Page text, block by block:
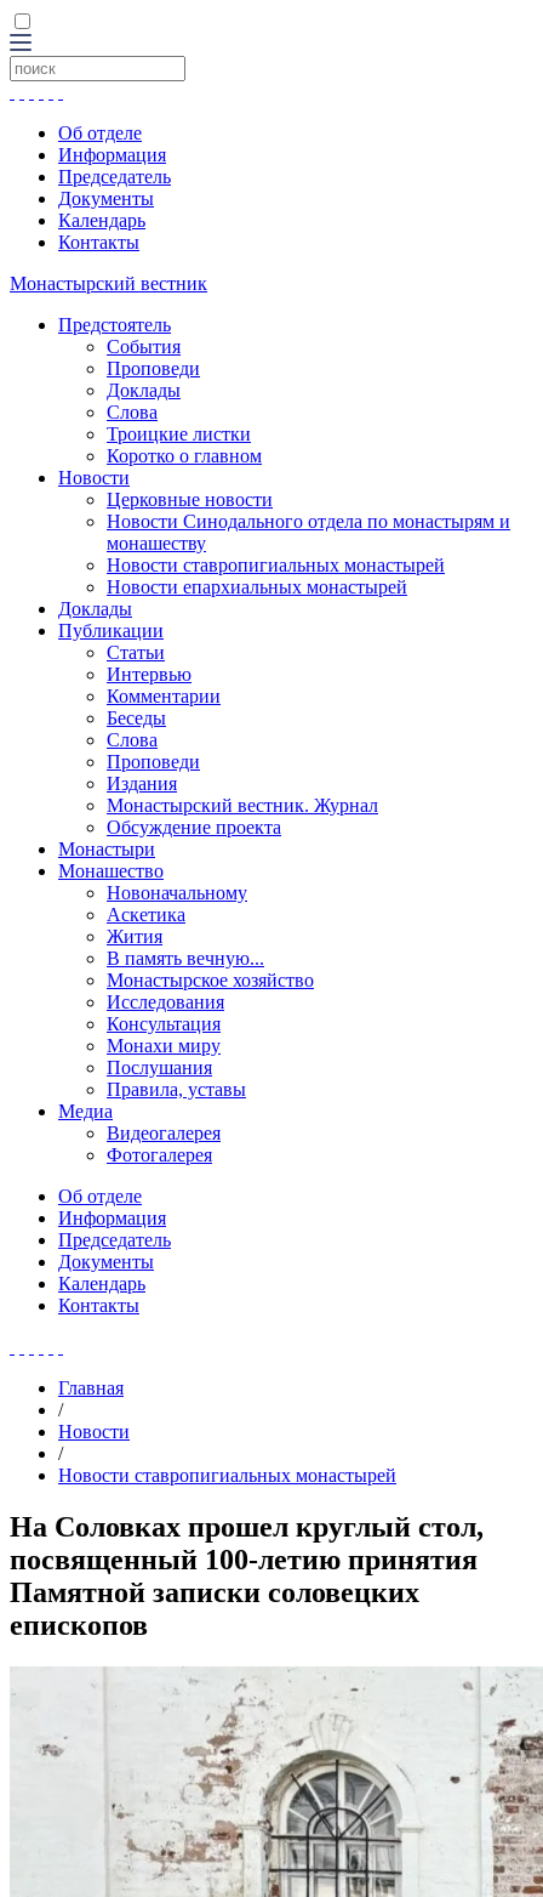
Об отделе
Информация
Председатель
Документы
Календарь
Контакты
Монастырский вестник
Предстоятель
События
Проповеди
Доклады
Слова
Троицкие листки
Коротко о главном
Новости
Церковные новости
Новости Синодального отдела по монастырям и
монашеству
Новости ставропигиальных монастырей
Новости епархиальных монастырей
Доклады
Публикации
Статьи
Интервью
Комментарии
Беседы
Слова
Проповеди
Издания
Монастырский вестник. Журнал
Обсуждение проекта
Монастыри
Монашество
Новоначальному
Аскетика
Жития
В память вечную...
Монастырское хозяйство
Исследования
Консультация
Монахи миру
Послушания
Правила, уставы
Медиа
Видеогалерея
Фотогалерея
Об отделе
Информация
Председатель
Документы
Календарь
Контакты
Главная
/
Новости
/
Новости ставропигиальных монастырей
На Соловках прошел круглый стол,
посвященный 100-летию принятия
Памятной записки соловецких
епископов